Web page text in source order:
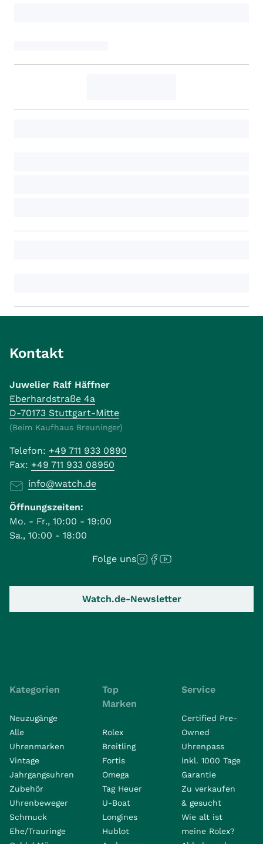
Kontakt
Juwelier Ralf Häffner
Eberhardstraße 4a
D-70173 Stuttgart-Mitte
(Beim Kaufhaus Breuninger)
Telefon: +49 711 933 0890
Fax: +49 711 933 08950
info@watch.de
Öffnungszeiten:
Mo. - Fr., 10:00 - 19:00
Sa., 10:00 - 18:00
Folge uns
Watch.de-Newsletter
Kategorien
Neuzugänge
Alle
Uhrenmarken
Vintage
Jahrgangsuhren
Zubehör
Uhrenbeweger
Schmuck
Ehe/Trauringe
Top
Marken
Rolex
Breitling
Fortis
Omega
Tag Heuer
U-Boat
Longines
Hublot
Service
Certified Pre-
Owned
Uhrenpass
inkl. 1000 Tage
Garantie
Zu verkaufen
& gesucht
Wie alt ist
meine Rolex?